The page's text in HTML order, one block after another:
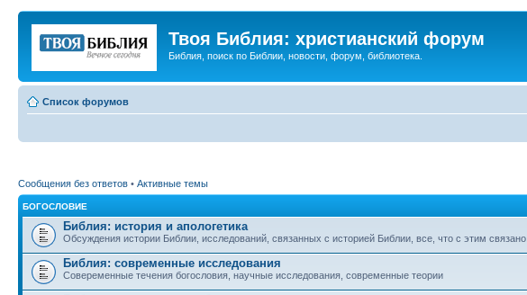
Твоя Библия: христианский форум
Библия, поиск по Библии, новости, форум, библиотека.
Список форумов
Сообщения без ответов • Активные темы
БОГОСЛОВИЕ
Библия: история и апологетика
Обсуждения истории Библии, исследований, связанных с историей Библии, все, что с этим связано.
Библия: современные исследования
Совеременные течения богословия, научные исследования, современные теории